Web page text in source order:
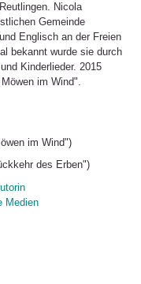
Nicola
Gemeinde
Englisch an der Freien
bekannt wurde sie durch
Kinderlieder. 2015
im Wind".
im Wind")
des Erben")
Medien